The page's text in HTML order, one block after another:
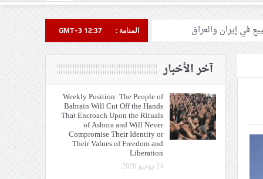
الحريّة والتحرير
GMT+3 12:37 المنامة :
آخر الأخبار
Weekly Position: The People of
Bahrain Will Cut Off the Hands
That Encroach Upon the Rituals
of Ashura and Will Never
Compromise Their Identity or
Their Values of Freedom and
Liberation
24 يونيو 2026